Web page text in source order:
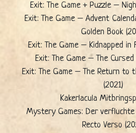
Exit: The Game + Puzzle –
Exit: The Game – Advent
Golden Book
Exit: The Game – Kidnapped in
Exit: The Game – The
Exit: The Game – The Return to
(2021)
Kakerlacula
Mystery Games: Der
Recto Verso